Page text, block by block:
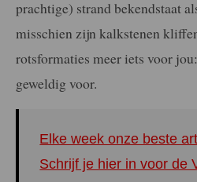
prachtige) strand bekendstaat
misschien zijn kalkstenen
rotsformaties meer iets voor
geweldig voor.
Elke week onze beste
Schrijf je hier in voor de